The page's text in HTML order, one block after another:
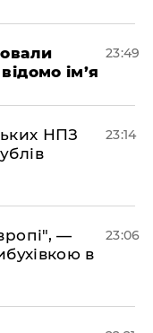
ім’я
23:49
НПЗ
23:14
—
в
23:06